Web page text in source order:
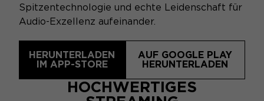
Spitzentechnologie und echte Leidenschaft für
Audio-Exzellenz aufeinander.
HERUNTERLADEN
IM APP-STORE
AUF GOOGLE PLAY
HERUNTERLADEN
HOCHWERTIGES